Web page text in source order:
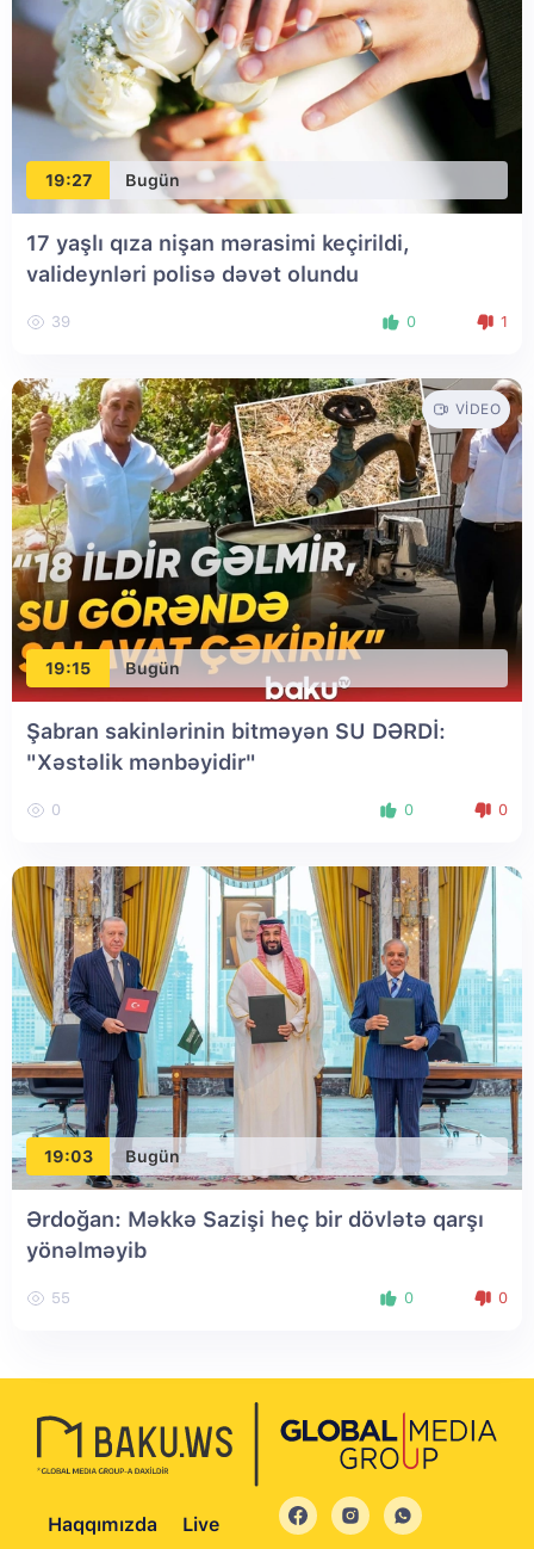
19:27 Bugün
17 yaşlı qıza nişan mərasimi keçirildi,
valideynləri polisə dəvət olundu
39 0 1
19:15 Bugün
VIDEO
Şabran sakinlərinin bitməyən SU DƏRDİ:
"Xəstəlik mənbəyidir"
0 0 0
19:03 Bugün
Ərdoğan: Məkkə Sazişi heç bir dövlətə qarşı
yönəlməyib
55 0 0
Haqqımızda Live